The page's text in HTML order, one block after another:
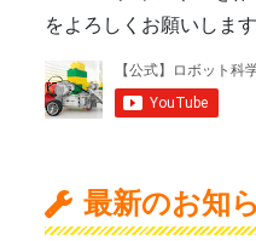
をよろしくお願いします
最新のお知